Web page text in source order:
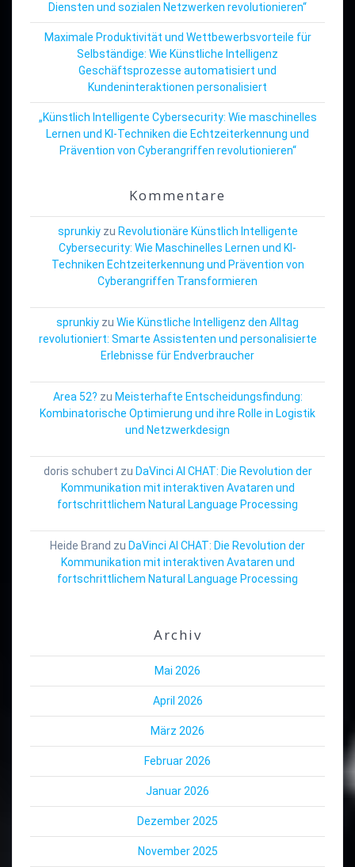
Diensten und sozialen Netzwerken revolutionieren“
Maximale Produktivität und Wettbewerbsvorteile für
Selbständige: Wie Künstliche Intelligenz
Geschäftsprozesse automatisiert und
Kundeninteraktionen personalisiert
„Künstlich Intelligente Cybersecurity: Wie maschinelles
Lernen und KI-Techniken die Echtzeiterkennung und
Prävention von Cyberangriffen revolutionieren“
Kommentare
sprunkiyzu Revolutionäre Künstlich Intelligente
Cybersecurity: Wie Maschinelles Lernen und KI-
Techniken Echtzeiterkennung und Prävention von
Cyberangriffen Transformieren
sprunkiy zu Wie Künstliche Intelligenz den Alltag
revolutioniert: Smarte Assistenten und personalisierte
Erlebnisse für Endverbraucher
Area 52? zu Meisterhafte Entscheidungsfindung:
Kombinatorische Optimierung und ihre Rolle in Logistik
und Netzwerkdesign
doris schubert zu DaVinci AI CHAT: Die Revolution der
Kommunikation mit interaktiven Avataren und
fortschrittlichem Natural Language Processing
Heide Brand zu DaVinci AI CHAT: Die Revolution der
Kommunikation mit interaktiven Avataren und
fortschrittlichem Natural Language Processing
Archiv
Mai 2026
April 2026
März 2026
Februar 2026
Januar 2026
Dezember 2025
November 2025